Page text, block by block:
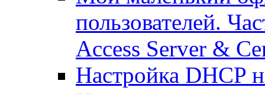
пользователей.
Access Server &
Настройка DHCP